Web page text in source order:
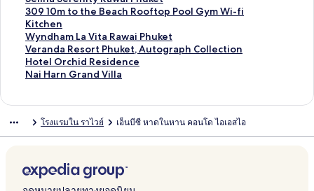
l
i
d
a
y
H
o
o
l
A
c
c
e
r
t
i
e
w
R
a
w
h
e
t
l
u
s
i
v
e
V
l
a
n
P
o
o
l
A
s
z
o
n
e
C
o
e
p
t
T
h
e
P
r
o
w
R
e
บ
R
a
w
a
i
h
o
n
รั
บ
B
e
y
o
r
ห
รั
บ
C
h
a
u
สำ
ห
รั
บ
S
p
o
e
H
น
สำ
ห
รั
บ
C
r
b
l
า
น
สำ
ห
รั
บ
e
e
a
ฐ
า
น
สำ
ห
รั
R
o
r
ร
ฐ
า
น
สำ
ห
t
a
H
ต
ร
ฐ
า
น
สำ
a
u
a
า
ต
ร
ฐ
า
น
L
e
s
ม
า
ต
ร
ฐ
า
บ
w
a
ก์
ม
า
ต
ร
ฐ
รั
h
e
ง
ก์
ม
า
ต
ร
สำ
ห
S
e
309 10m to the Beach Rooftop Pool Gym Wi-fi
Kitchen
ลิ
ง
ก์
ม
า
ต
สำ
บ
3
Wyndham La Vita Rawai Phuket
ลิ
ง
ก์
ม
า
ห
รั
Veranda Resort Phuket, Autograph Collection
ลิ
ง
ก์
ฐ
สำ
ห
Hotel Orchid Residence
ลิ
ง
ร
น
สำ
Nai Harn Grand Villa
ลิ
ต
า
น
โรงแรมใน ราไวย์ เอ็นบีซี หาดในหาน คอนโด ไอเอสไอ